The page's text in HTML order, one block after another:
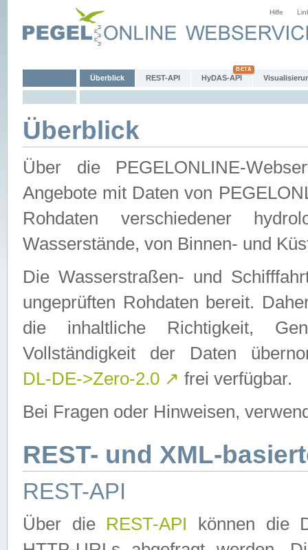
Hilfe
Überblick REST-API HyDAS-API
Überblick
Über die PEGELONLINE-
Angebote mit Daten von
Rohdaten verschiedener
Wasserstände, von Binnen- und
Die Wasserstraßen- und
ungeprüften Rohdaten bereit.
die inhaltliche Richtigkeit,
Vollständigkeit der Daten
DL-DE->Zero-2.0 ↗ frei verfügbar.
Bei Fragen oder Hinweisen,
REST- und XML-
REST-API
Über die REST-API können die